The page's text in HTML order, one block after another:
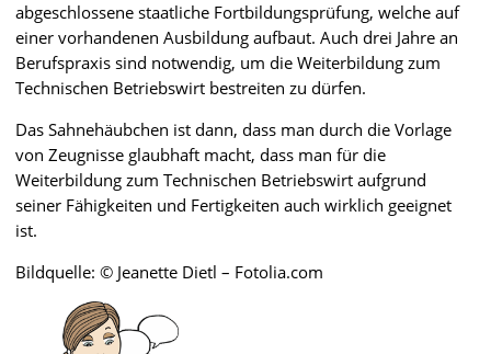
abgeschlossene staatliche Fortbildungsprüfung, welche auf
einer vorhandenen Ausbildung aufbaut. Auch drei Jahre an
Berufspraxis sind notwendig, um die Weiterbildung zum
Technischen Betriebswirt bestreiten zu dürfen.
Das Sahnehäubchen ist dann, dass man durch die Vorlage
von Zeugnisse glaubhaft macht, dass man für die
Weiterbildung zum Technischen Betriebswirt aufgrund
seiner Fähigkeiten und Fertigkeiten auch wirklich geeignet
ist.
Bildquelle: © Jeanette Dietl – Fotolia.com